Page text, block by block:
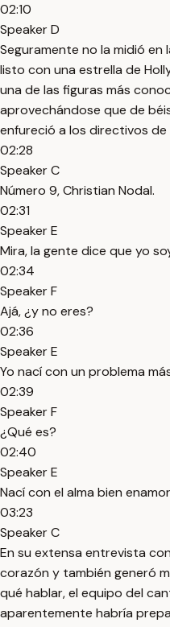
02:10
Speaker D
Seguramente no la midió
listo con una estrella de
una de las figuras más
aprovechándose que de
enfureció a los directivos de
02:28
Speaker C
Número 9, Christian Nodal.
02:31
Speaker E
Mira, la gente dice que yo
02:34
Speaker F
Ajá, ¿y no eres?
02:36
Speaker E
Yo nací con un problema
02:39
Speaker F
¿Qué es?
02:40
Speaker E
Nací con el alma bien
03:23
Speaker C
En su extensa entrevista
corazón y también generó
qué hablar, el equipo del
aparentemente habría